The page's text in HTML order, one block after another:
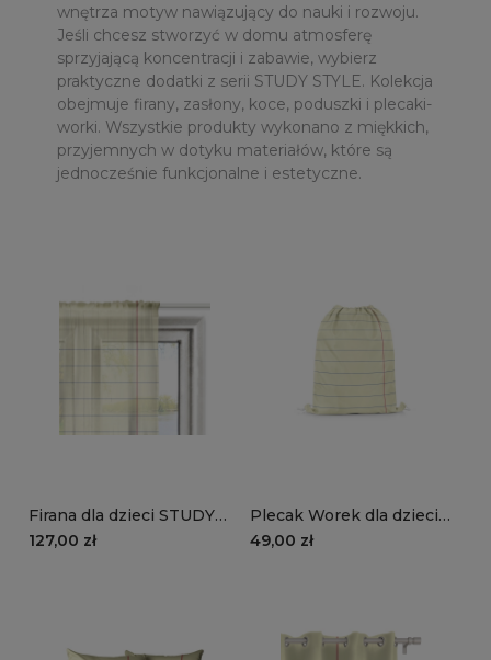
wnętrza motyw nawiązujący do nauki i rozwoju.
Jeśli chcesz stworzyć w domu atmosferę
sprzyjającą koncentracji i zabawie, wybierz
praktyczne dodatki z serii STUDY STYLE. Kolekcja
obejmuje firany, zasłony, koce, poduszki i plecaki-
worki. Wszystkie produkty wykonano z miękkich,
przyjemnych w dotyku materiałów, które są
jednocześnie funkcjonalne i estetyczne.
Firana dla dzieci STUDY
STYLE wzór TN06 | żółty
127,00 zł
Plecak Worek dla dzieci
STUDY STYLE wzór TN06
49,00 zł